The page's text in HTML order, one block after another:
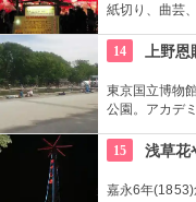
紙切り、曲芸
由席。
14 上野
東京国立博物
公園。アカデ
15
浅草花
嘉永6年(1853)